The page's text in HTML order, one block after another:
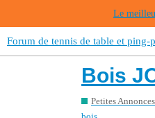
Le
Forum de tennis de table et ping-
Bois
Petites
bois